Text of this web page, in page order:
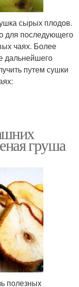
сырых плодов.
для последующего
чаях. Более
дальнейшего
путем сушки
груша
полезных